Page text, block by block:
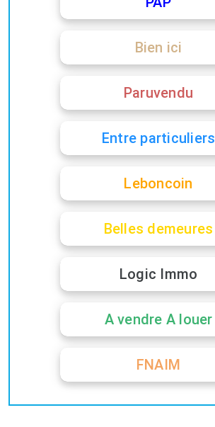
Bien ici
Paruvendu
Entre particuliers
Leboncoin
Belles demeures
Logic Immo
A vendre A louer
FNAIM